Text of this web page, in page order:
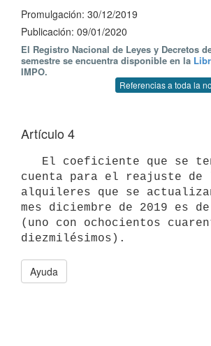
Promulgación: 30/12/2019
Publicación: 09/01/2020
El Registro Nacional de Leyes y Decretos
semestre se encuentra disponible en la
IMPO.
Referencias a toda la
Artículo 4
cuenta para el reajuste de
alquileres que se
mes diciembre de 2019 es
(uno con ochocientos
Ayuda